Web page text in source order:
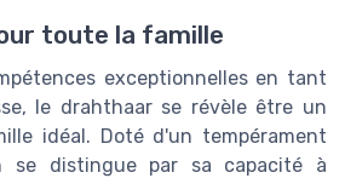
toute la famille
exceptionnelles en tant
le drahthaar se révèle être un
idéal. Doté d'un tempérament
se distingue par sa capacité à